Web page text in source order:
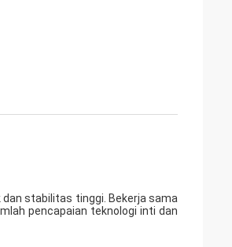
stabilitas tinggi. Bekerja sama
pencapaian teknologi inti dan